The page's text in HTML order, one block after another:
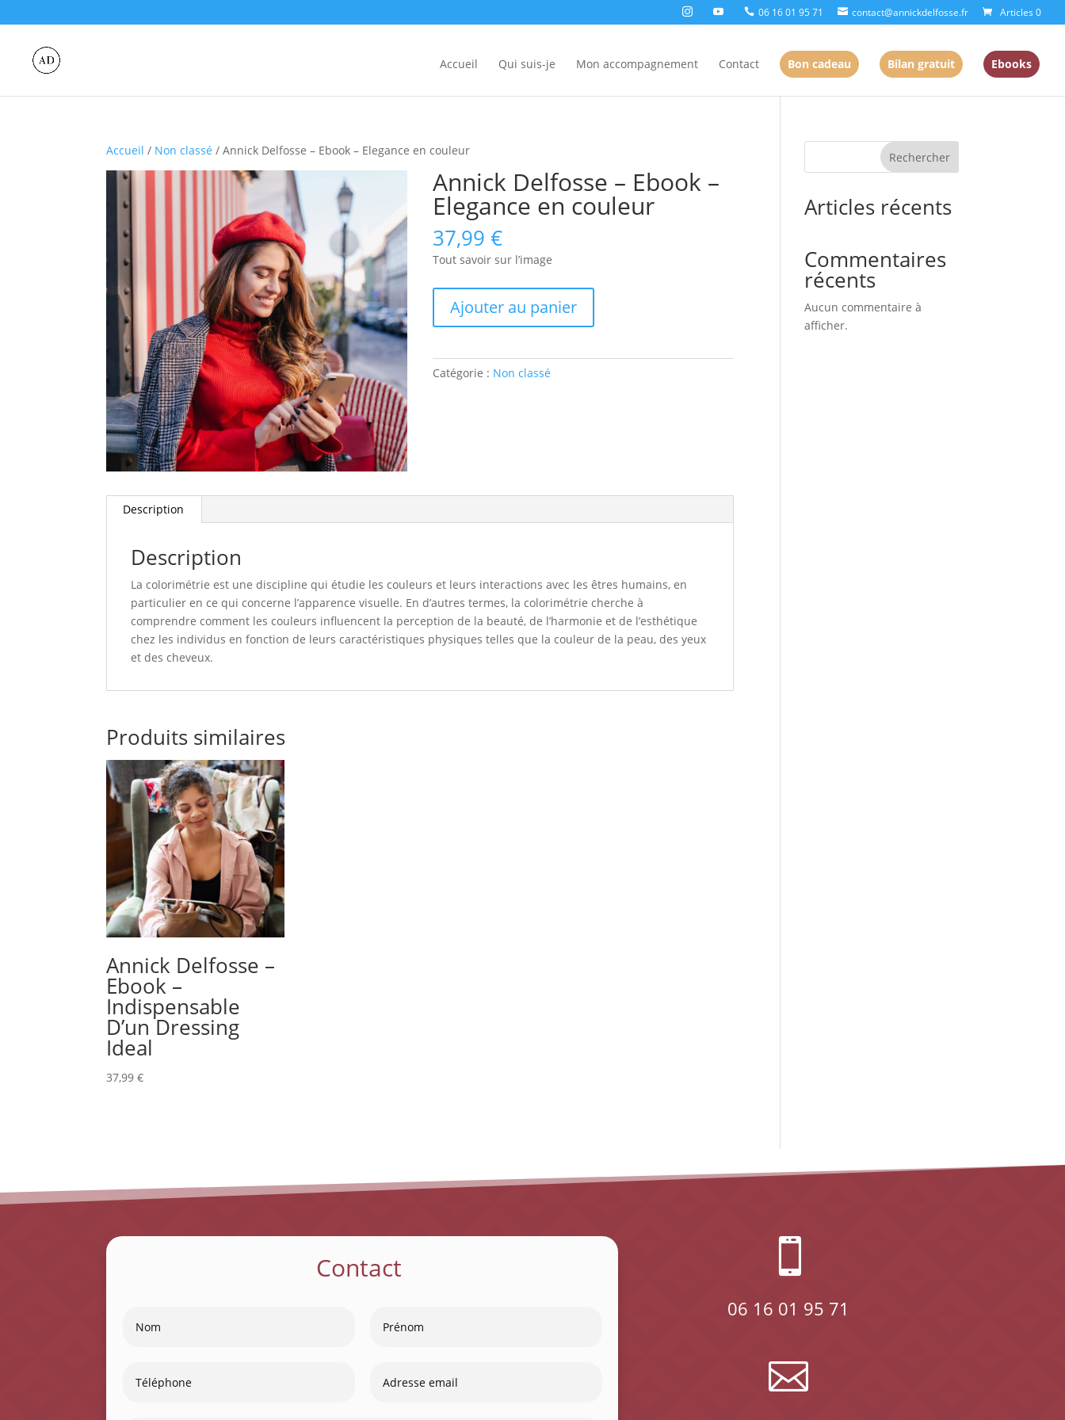
06 16 01 95 71 contact@annickdelfosse.fr Articles 0
Accueil Qui suis-je Mon accompagnement Contact Bon cadeau Bilan gratuit Ebooks
Accueil / Non classé / Annick Delfosse – Ebook – Elegance en couleur
Annick Delfosse – Ebook –
Elegance en couleur
37,99€
Tout savoir sur l’image
Annick
-
Ajouter au panier
Catégorie : Non classé
Description
Description
La colorimétrie est une discipline qui étudie les couleurs et leurs interactions avec les êtres humains, en
particulier en ce qui concerne l’apparence visuelle. En d’autres termes, la colorimétrie cherche à
comprendre comment les couleurs influencent la perception de la beauté, de l’harmonie et de l’esthétique
chez les individus en fonction de leurs caractéristiques physiques telles que la couleur de la peau, des yeux
et des cheveux.
Produits similaires
Annick Delfosse –
Ebook –
Indispensable
D’un Dressing
Ideal
37,99€
Rechercher
Articles récents
Commentaires
récents
Aucun commentaire à
afficher.
Contact 
06 16 01 95 71
